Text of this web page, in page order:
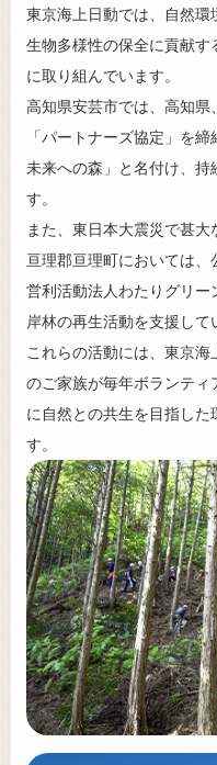
東京海上日動では、自然
生物多様性の保全に貢献す
に取り組んでいます。
高知県安芸市では、高知
「パートナーズ協定」を
未来への森」と名付け、持
す。
また、東日本大震災で甚
亘理郡亘理町においては
営利活動法人わたりグリ
岸林の再生活動を支援して
これらの活動には、東京
のご家族が毎年ボランティ
に自然との共生を目指した
す。